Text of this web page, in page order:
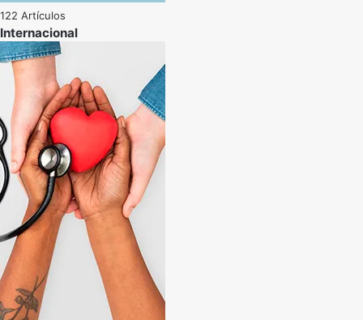
122 Artículos
Internacional